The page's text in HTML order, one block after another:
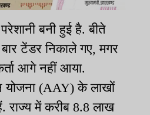
बनी हुई है. बीते
बार टेंडर निकाले गए, मगर
आगे नहीं आया.
योजना (AAY) के लाखों
राज्य में करीब 8.8 लाख